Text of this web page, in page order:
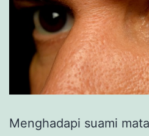
Menghadapi suami